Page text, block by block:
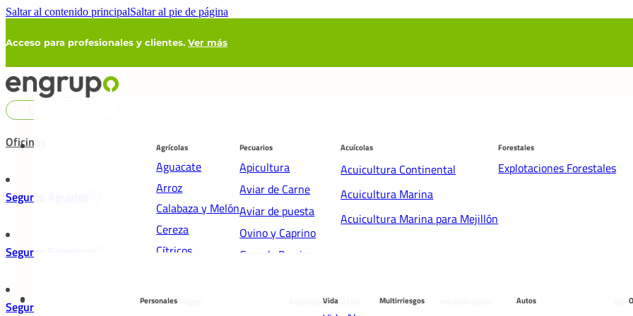
Saltar al contenido principalSaltar al pie de página
Acceso para profesionales y clientes. Ver más
Oficinas
Seguros Agrarios
Agrícolas
Aguacate
Arroz
Calabaza y Melón
Cereza
Cítricos
Pecuarios
Apicultura
Aviar de Carne
Aviar de puesta
Ovino y Caprino
Ganado Porcino
Retirada de animales
Acuícolas
Acuicultura Continental
Acuicultura Marina
Acuicultura Marina para Mejillón
Forestales
Explotaciones Forestales
Seguros Empresas
Multirriesgos Responsabilidad Civil
Seguros Particulares Personales Vida Multirriesgos Autos